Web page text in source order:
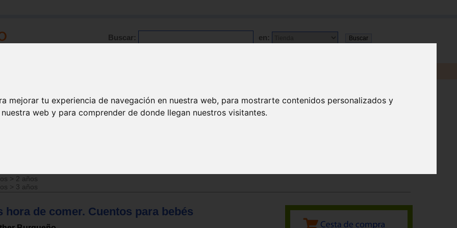
mejorar tu experiencia de navegación en nuestra web, para mostrarte contenidos personalizados y
web y para comprender de donde llegan nuestros visitantes.
Buscar: en:
> 2 años
> 3 años
hora de comer. Cuentos para bebés